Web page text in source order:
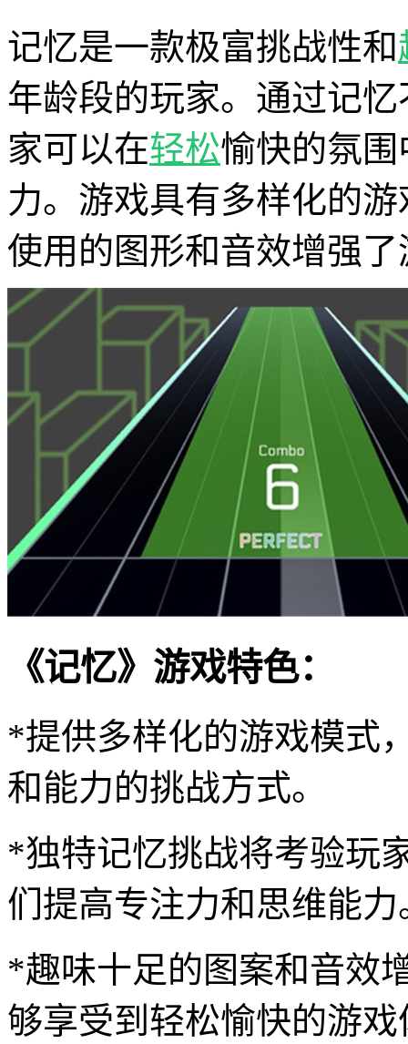
记忆是一款极富挑战性和
年龄段的玩家。通过记
家可以在轻松愉快的氛
力。游戏具有多样化的
使用的图形和音效增强
《记忆》游戏特色：
*提供多样化的游戏模式
和能力的挑战方式。
*独特记忆挑战将考验玩
们提高专注力和思维能力
*趣味十足的图案和音效
够享受到轻松愉快的游戏